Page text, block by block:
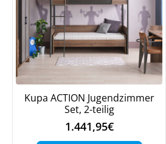
Kupa ACTION Jugendzimmer
Set, 2-teilig
1.441,95€